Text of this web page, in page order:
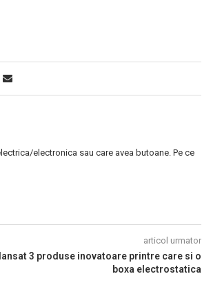
electronica sau care avea butoane. Pe ce
articol urmator
3 produse inovatoare printre care si o
boxa electrostatica